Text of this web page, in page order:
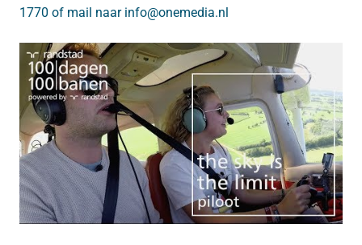
1770 of mail naar info@onemedia.nl